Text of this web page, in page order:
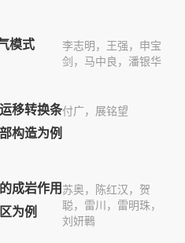
模式
李志明，王强，申宝
剑，马中良，潘银华
移转换条
构造为例
付广，展铭望
成岩作用
为例
苏奥，陈红汉，贺
聪，雷川，雷明珠，
刘妍鷨